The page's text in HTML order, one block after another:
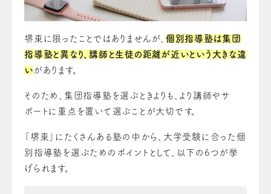
堺東に限ったことではありませんが、 個別指導塾は集団
指導塾と異なり、講師と生徒の距離が近いという大きな違
い があります。
そのため、集団指導塾を選ぶときよりも、より講師やサ
ポートに重点を置いて選ぶことが大切です。
「堺東」にたくさんある塾の中から、大学受験に合った個
別指導塾を選ぶためのポイントとして、以下の6つが挙
げられます。